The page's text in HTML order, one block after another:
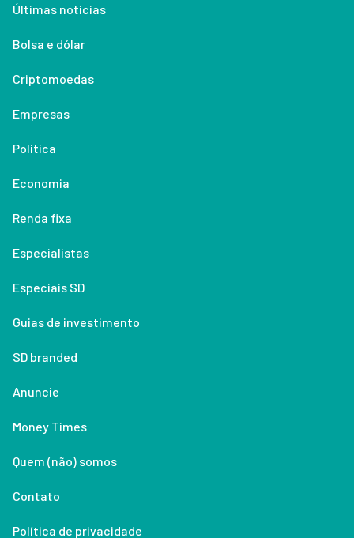
Últimas notícias
Bolsa e dólar
Criptomoedas
Empresas
Política
Economia
Renda fixa
Especialistas
Especiais SD
Guias de investimento
SD branded
Anuncie
Money Times
Quem (não) somos
Contato
Política de privacidade